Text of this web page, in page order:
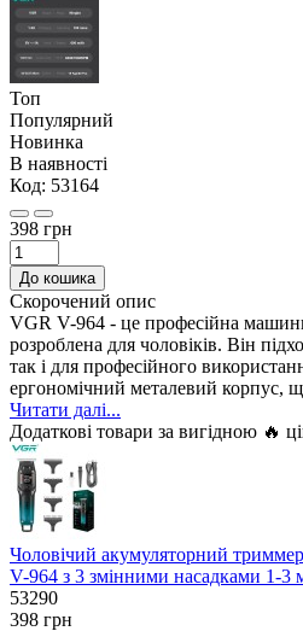
Топ
Популярний
Новинка
В наявності
Код: 53164
398 грн
До кошика
Скорочений опис
VGR V-964 - це професійна
розроблена для чоловіків. Він
так і для професійного
ергономічний металевий корпус,
Читати далі...
Додаткові товари за вигідною 🔥
Чоловічий акумуляторний
V-964 з 3 змінними насадками 1-3
53290
398 грн